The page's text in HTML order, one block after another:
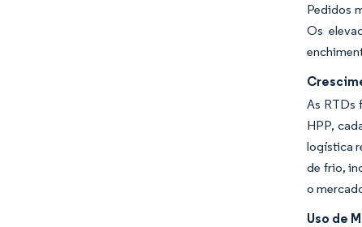
Pedidos
Os
As RTDs
HPP,
logística
de frio,
o
Uso de